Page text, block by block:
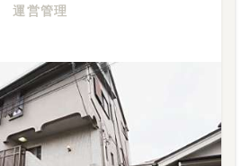
運営管理